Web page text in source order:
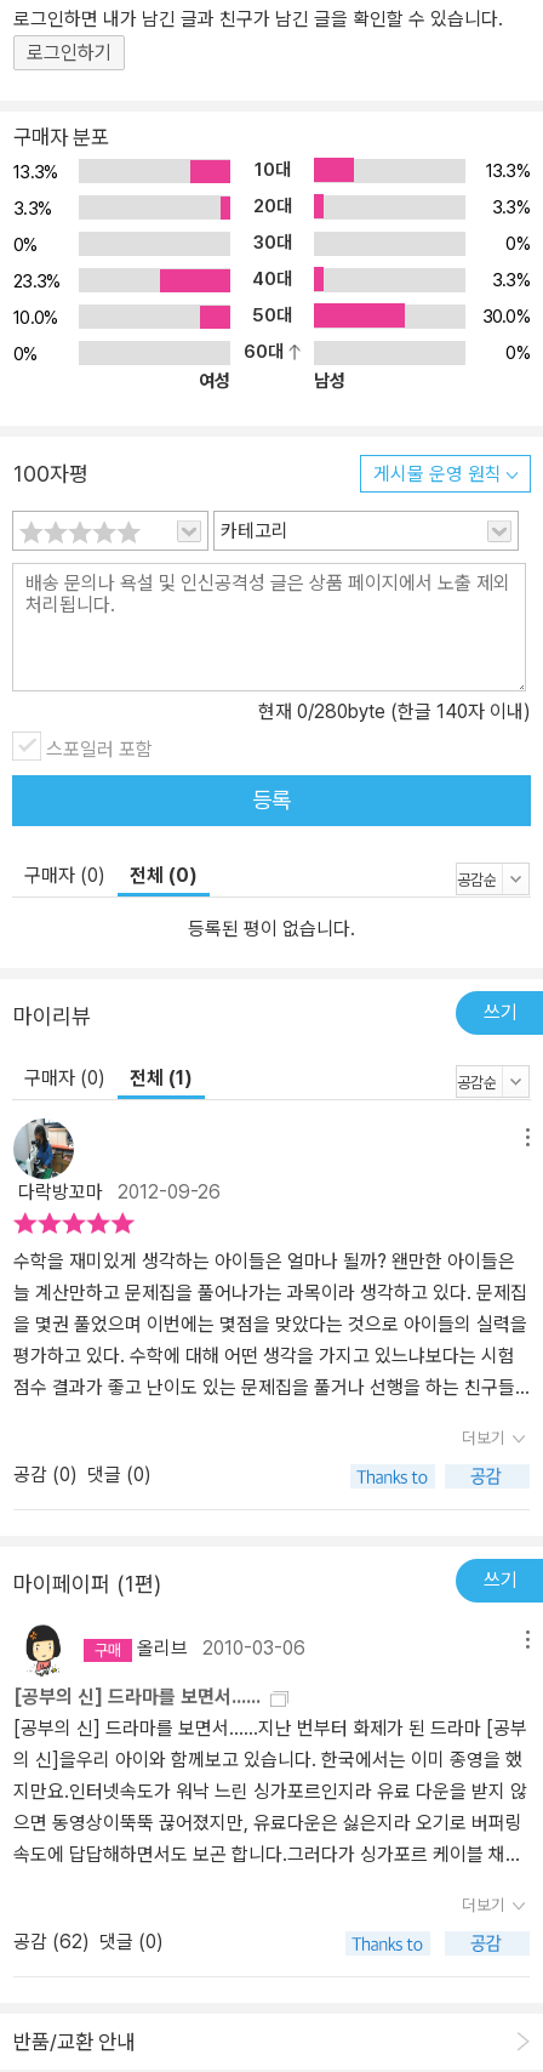
는 도구를 통하여 보여 준다. 따라서 행렬을 공부하면서 다양한 문제
해결의 방법을 습득하고 그로 인해 창의적이고 역동적인 수학적 사고
서 시작한다. 수학 용어에 대한 정의나 내용을 공부하고 그것에 대한
응용문제를 푸는 학습으로는 한계가 있다. 이 책은 실제 생활에서 문
제를 발견하는 경험을 할 수 있도록 도와준다. ― 개념을 가르치기 전
에 추측하게 한다. 문제 상황 속에서 어떻게 하면 효과적으로 문제를
해결할 수 있을까에 대한 방법을 탐구할 수 있다. ― 개념과 규칙의
발생이 자연스럽다. 필요하기 때문에 연산을 만들고, 그것을 문제 해
결에 이용한다. ― 수학의 강력한 힘을 경험한다. 수학이 왜 필요한
지, 특히 행렬이 왜 발생되었는지, 그리고 우리 생활에 어떠한 정보를
로그인하면 내가 남긴 글과 친구가 남긴 글을 확인할 수 있습니다.
로그인하기
구매자 분포
13.3% 10대
13.3%
3.3%
20대
3.3%
0%
30대
0%
23.3%
40대
3.3%
10.0%
50대
30.0%
0%
60대
0%
여성
남성
100자평 게시물 운영 원칙
카테고리
현재 0/280byte (한글 140자 이내)
스포일러 포함
등록
구매자 (0) 전체 (0)
등록된 평이 없습니다.
마이리뷰 쓰기
구매자 (0) 전체 (1)
다락방꼬마 2012-09-26
수학을 재미있게 생각하는 아이들은 얼마나 될까? 왠만한 아이들은
늘 계산만하고 문제집을 풀어나가는 과목이라 생각하고 있다. 문제집
을 몇권 풀었으며 이번에는 몇점을 맞았다는 것으로 아이들의 실력을
평가하고 있다. 수학에 대해 어떤 생각을 가지고 있느냐보다는 시험
점수 결과가 좋고 난이도 있는 문제집을 풀거나 선행을 하는 친구들
이 평가하고 있다. 단지, 수학 점수가 높다고 문제가 해결되는 것일
까? 늘 고민을 하는 부분이다. 입시 위주의 교육을 받다보니 아무래도
점수에 민감하지 않을 수 없다. 그러다보니 사교육을 시키고 다른 아
당장 점수에 연연하지 않고 아이들에게 생각할 수 있는 시간을 주고
싶다. 문제집을 푸는 것보다는 수학에 대한 이해와 흥미를 갖게 하고
싶은 마음이다. 그래서 아직은 읽기는 조금 힘들지만 수학자가 들려
주는 수학자 이야기를 함께 읽으려 노력하고 있다. 이번에 만난 수학
이야기는 실베스터가 들려주는 행렬 이야기이다. 아직 초등학생인 아
이에게 행렬이 어렵지 않을까하지만 중학교때 배우는 방정식, 문자와
식등과 연계되어 있는 내용이라 공부라는 생각을 배제하고 편하게 읽
어나가려 한다. 이 책을 통해 아이가 처음 알게 된 실베스터. 1814년
영국에서 태어난 그는 '드모르간의 법칙'으로 유명한 드모르간 교수에
게 수학을 배웠고 수학자 케일리와 함께 공부하였다고 한다. 수학을
공부할 때가 가장 행복하였다고 하는데 우리 아이들도 이런 생각을
라도 만화로 표현한 내용을 읽으면 누구나 쉽게 받아들일 수 있다는
을 알 것이다. 하지만 간혹 아이들이 그 부분을 놓치는 경우가 있다.
더보기
공감 (0) 댓글 (0)
마이페이퍼 (1편) 쓰기
올리브 2010-03-06
[공부의 신] 드라마를 보면서......
[공부의 신] 드라마를 보면서......지난 번부터 화제가 된 드라마 [공부
의 신]을우리 아이와 함께보고 있습니다. 한국에서는 이미 종영을 했
지만요.인터넷속도가 워낙 느린 싱가포르인지라 유료 다운을 받지 않
으면 동영상이뚝뚝 끊어졌지만, 유료다운은 싫은지라 오기로 버퍼링
속도에 답답해하면서도 보곤 합니다.그러다가 싱가포르 케이블 채널
를 하더라구요. 그래서 몇 번인터넷으로 보다가, 이제는 월요일과 화
요일을 기다려 보기도 합니다.하지만 새벽에 일어나 아침 일찍 학교
에 가야하는 아이 덕택에 일찌감치 저도 같이 방에서 취침(?)준비를
진 동영상으로 보고 있지요.몇 회였는지 기억은 가물가물한데, [공부
더보기
공감 (62) 댓글 (0)
반품/교환 안내